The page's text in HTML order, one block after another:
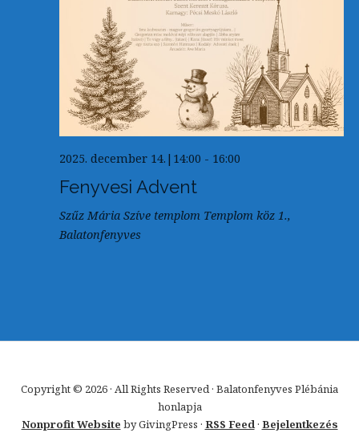
2025. december 14.|14:00 - 16:00
Fenyvesi Advent
Szűz Mária Szíve templom Templom köz 1.,
Balatonfenyves
Copyright © 2026 · All Rights Reserved · Balatonfenyves Plébánia
honlapja
Nonprofit Website by GivingPress · RSS Feed· Bejelentkezés